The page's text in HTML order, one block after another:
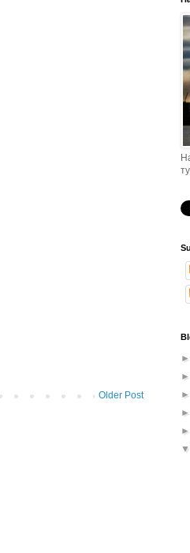
Older Post
►
►
►
►
►
▼